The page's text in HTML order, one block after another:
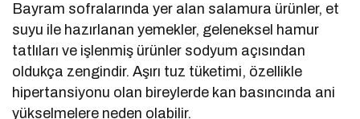
Bayram sofralarında yer alan salamura ürünler, et
suyu ile hazırlanan yemekler, geleneksel hamur
tatlıları ve işlenmiş ürünler sodyum açısından
oldukça zengindir. Aşırı tuz tüketimi, özellikle
hipertansiyonu olan bireylerde kan basıncında ani
yükselmelere neden olabilir.